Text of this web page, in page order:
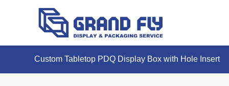
Custom Tabletop PDQ Display Box with Hole Insert